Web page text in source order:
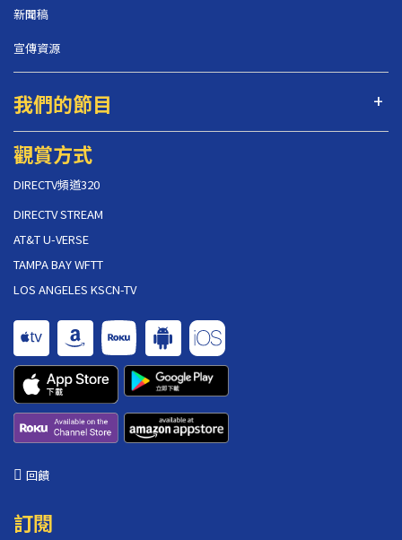
新聞稿
宣傳資源
我們的節目
觀賞方式
DIRECTV頻道320
DIRECTV STREAM
AT&T U-VERSE
TAMPA BAY WFTT
LOS ANGELES KSCN-TV
回饋
訂閱